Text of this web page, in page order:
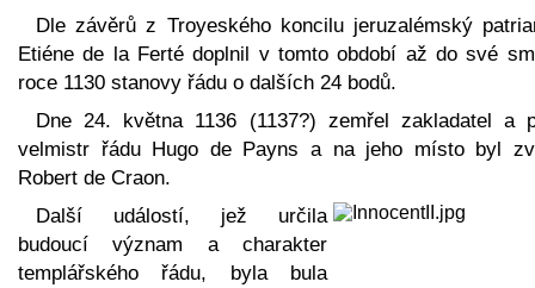
Dle závěrů z Troyeského koncilu jeruzalémský
Etiéne de la Ferté doplnil v tomto období až do své
roce 1130 stanovy řádu o dalších 24 bodů.
Dne 24. května 1136 (1137?) zemřel zakladatel a
velmistr řádu Hugo de Payns a na jeho místo byl
Robert de Craon.
Další událostí, jež určila
budoucí význam a charakter
templářského řádu, byla bula